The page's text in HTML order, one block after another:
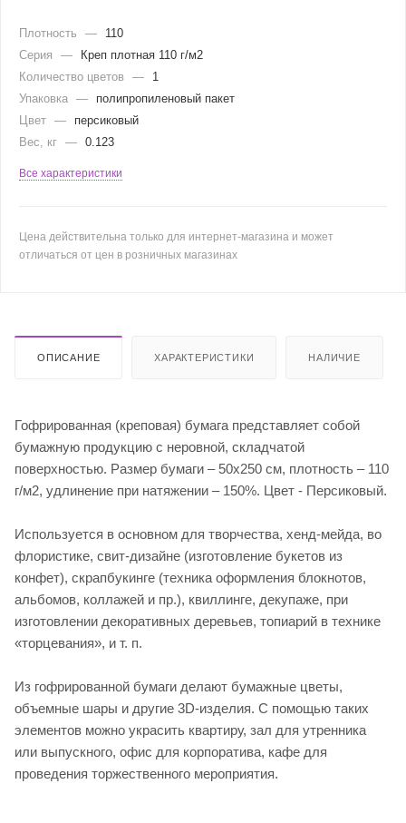
Плотность —
110
Серия
—
Креп плотная 110 г/м2
Количество цветов
—
1
Упаковка —
полипропиленовый пакет
Цвет —
персиковый
Вес, кг — 0.123
Все характеристики
Цена действительна только для интернет-магазина и может
отличаться от цен в розничных магазинах
ОПИСАНИЕ ХАРАКТЕРИСТИКИ НАЛИЧИЕ
Гофрированная (креповая) бумага представляет собой
бумажную продукцию с неровной, складчатой
поверхностью. Размер бумаги – 50х250 см, плотность – 110
г/м2, удлинение при натяжении – 150%. Цвет - Персиковый.
Используется в основном для творчества, хенд-мейда, во
флористике, свит-дизайне (изготовление букетов из
конфет), скрапбукинге (техника оформления блокнотов,
альбомов, коллажей и пр.), квиллинге, декупаже, при
изготовлении декоративных деревьев, топиарий в технике
«торцевания», и т. п.
Из гофрированной бумаги делают бумажные цветы,
объемные шары и другие 3D-изделия. С помощью таких
элементов можно украсить квартиру, зал для утренника
или выпускного, офис для корпоратива, кафе для
проведения торжественного мероприятия.